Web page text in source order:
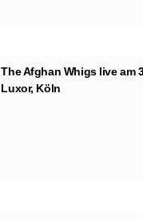
The Afghan Whigs live am
Luxor, Köln